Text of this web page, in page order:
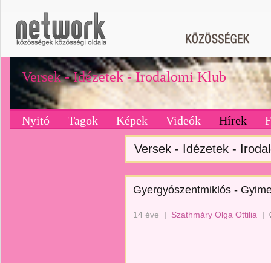
Versek - Idézetek - Irodalomi Klub
Nyitó Tagok Képek Videók Hírek
Versek - Idézetek -
Gyergyószentmiklós -
14 éve | Szathmáry Olga Ottilia |